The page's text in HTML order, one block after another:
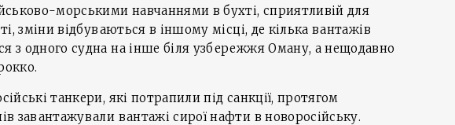
морськими навчаннями в бухті, сприятливій для
зміни відбуваються в іншому місці, де кілька вантажів
з одного судна на інше біля узбережжя Оману, а нещодавно
танкери, які потрапили під санкції, протягом
завантажували вантажі сирої нафти в новоросійську.